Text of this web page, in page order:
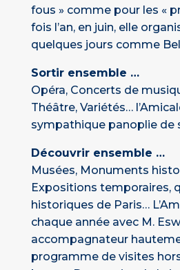
fous » comme pour les «
fois l’an, en juin, elle
quelques jours comme
Sortir ensemble …
Opéra, Concerts de
Théâtre, Variétés…
sympathique panoplie de
Découvrir ensemble …
Musées, Monuments
Expositions temporaires,
historiques de Paris…
chaque année avec M.
accompagnateur
programme de visites